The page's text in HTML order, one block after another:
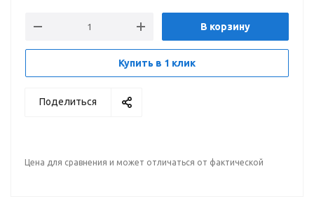
В корзину
Купить в 1 клик
Поделиться
Цена для сравнения и может отличаться от фактической